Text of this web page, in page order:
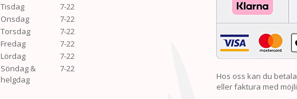
Tisdag
7-22
Onsdag
7-22
Torsdag
7-22
Fredag
7-22
Lördag
7-22
Söndag &
helgdag
7-22
Hos oss kan du
eller faktura med